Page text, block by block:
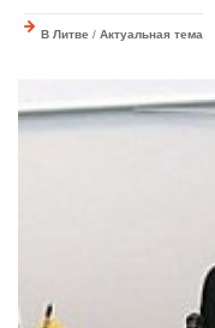
В Литве / Актуальная тема